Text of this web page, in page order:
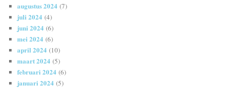
augustus 2024 (7)
juli 2024 (4)
juni 2024 (6)
mei 2024 (6)
april 2024 (10)
maart 2024 (5)
februari 2024 (6)
januari 2024 (5)